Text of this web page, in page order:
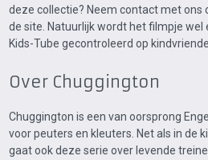
deze collectie? Neem contact met ons
de site. Natuurlijk wordt het filmpje wel
Kids-Tube gecontroleerd op
Over Chuggington
Chuggington is een van oorsprong
voor peuters en kleuters. Net als in de
gaat ook deze serie over levende